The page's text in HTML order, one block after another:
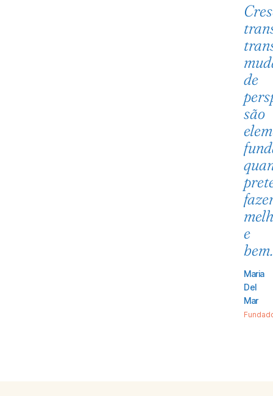
de
são
e
bem.
Maria
Del
Mar